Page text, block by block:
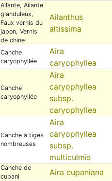
Ailante, Ailante
glanduleux,
Faux vernis du
japon, Vernis
de chine
Ailanthus
altissima
Canche
caryophyllée
Aira
caryophyllea
Canche
caryophyllée
Aira
caryophyllea
subsp.
caryophyllea
Canche à tiges
nombreuses
Aira
caryophyllea
subsp.
multiculmis
Canche de
cupani
Aira cupaniana